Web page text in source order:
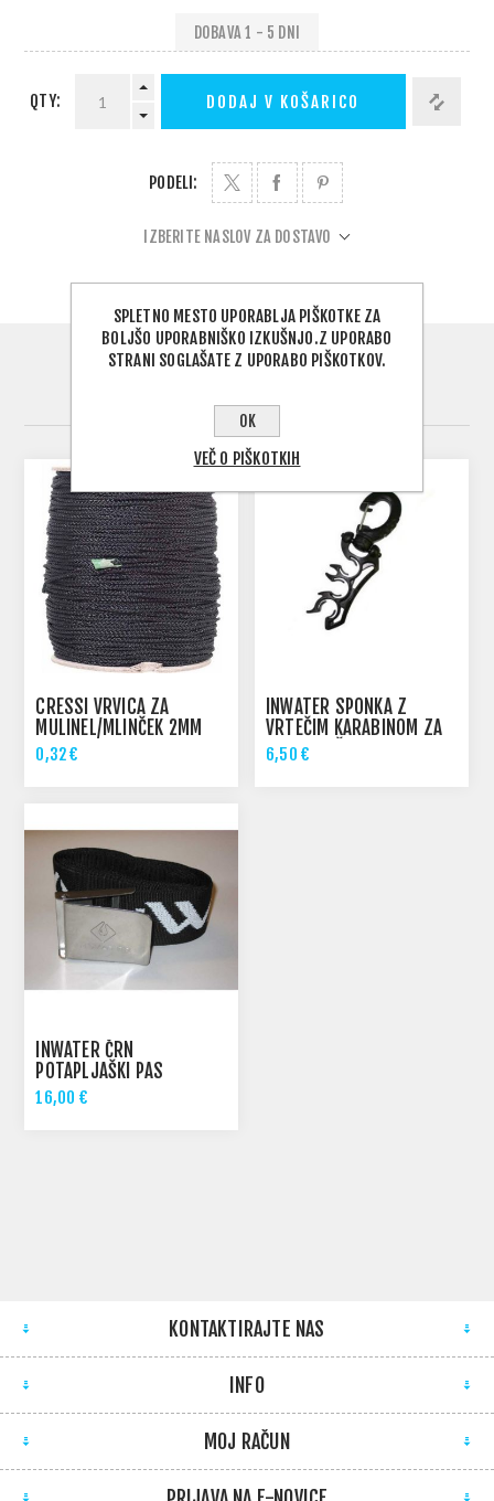
DOBAVA 1 - 5 DNI
QTY: DODAJ V KOŠARICO
PODELI:
IZBERITE NASLOV ZA DOSTAVO
ODLIČNA DOPOLNITEV NAKUPA
CRESSI VRVICA ZA
MULINEL/MLINČEK 2MM
/METER
0,32 €
INWATER SPONKA Z
VRTEČIM KARABINOM ZA
CEVI PVC ČRNA
6,50 €
INWATER ČRN
POTAPLJAŠKI PAS
NAJLONSKI Z INOX
ZAPONKO
16,00 €
KONTAKTIRAJTE NAS
INFO
MOJ RAČUN
SPLETNO MESTO UPORABLJA PIŠKOTKE ZA
BOLJŠO UPORABNIŠKO IZKUŠNJO.Z UPORABO
STRANI SOGLAŠATE Z UPORABO PIŠKOTKOV.
OK
VEČ O PIŠKOTKIH